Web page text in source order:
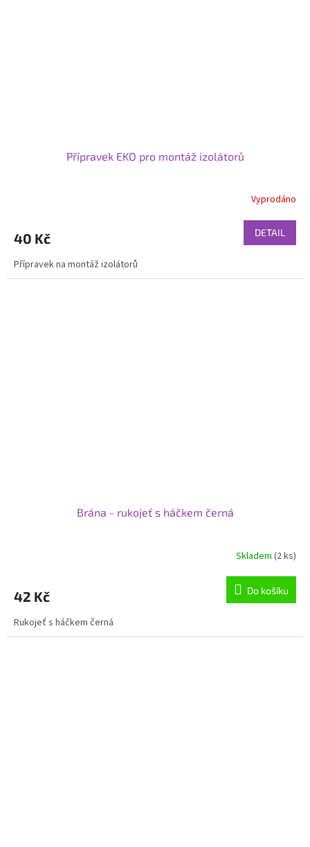
Přípravek EKO pro montáž izolátorů
Vyprodáno
40 Kč DETAIL
Přípravek na montáž izolátorů
Brána - rukojeť s háčkem černá
Skladem (2 ks)
42 Kč Do košíku
Rukojeť s háčkem černá